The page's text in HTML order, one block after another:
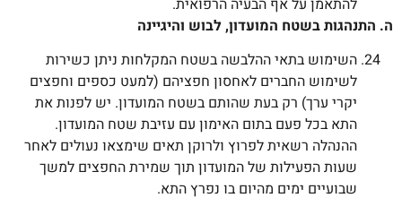
ה. התנהגות בשטח המועדון, לבוש והיגיינה
השימוש בתאי ההלבשה בשטח המקלחות ניתן כשירות
לשימוש החברים לאחסון חפציהם (למעט כספים וחפצים
יקרי ערך) רק בעת שהותם בשטח המועדון. יש לפנות את
התא בכל פעם בתום האימון עם עזיבת שטח המועדון.
ההנהלה רשאית לפרוץ ולרוקן תאים שימצאו נעולים לאחר
שעות הפעילות של המועדון תוך שמירת החפצים למשך
שבועיים ימים מהיום בו נפרץ התא.